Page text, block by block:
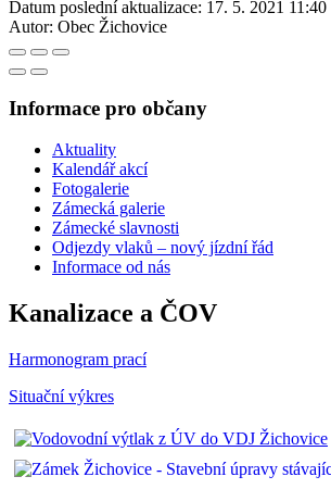
Datum poslední aktualizace: 17. 5. 2021 11:40
Autor: Obec Žichovice
Informace pro občany
Aktuality
Kalendář akcí
Fotogalerie
Zámecká galerie
Zámecké slavnosti
Odjezdy vlaků – nový jízdní řád
Informace od nás
Kanalizace a ČOV
Harmonogram prací
Situační výkres